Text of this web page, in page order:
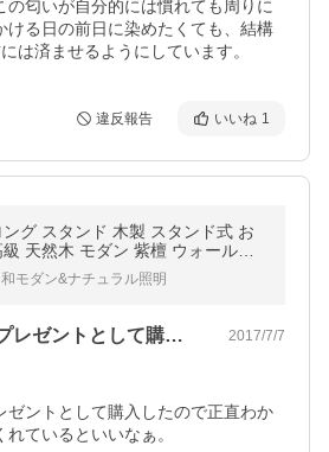
の匂いが自分的には慣れても周りに
ける日の前日に染めたくても、結構
は済ませるようにしています。
違反報告 いいね 1
グ スタンド 木製 スタンド式 お
天然木 モダン 紫檀 ウォールナ
プル
モダン&ナチュラル照明
実物を見ないままプレゼントとして購入し… 2017/7/7
ゼントとして購入したので正直わか
ているといいなぁ。